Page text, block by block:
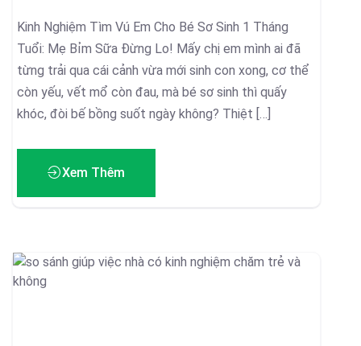
Kinh Nghiệm Tìm Vú Em Cho Bé Sơ Sinh 1 Tháng
Tuổi: Mẹ Bỉm Sữa Đừng Lo! Mấy chị em mình ai đã
từng trải qua cái cảnh vừa mới sinh con xong, cơ thể
còn yếu, vết mổ còn đau, mà bé sơ sinh thì quấy
khóc, đòi bế bồng suốt ngày không? Thiệt […]
Xem Thêm